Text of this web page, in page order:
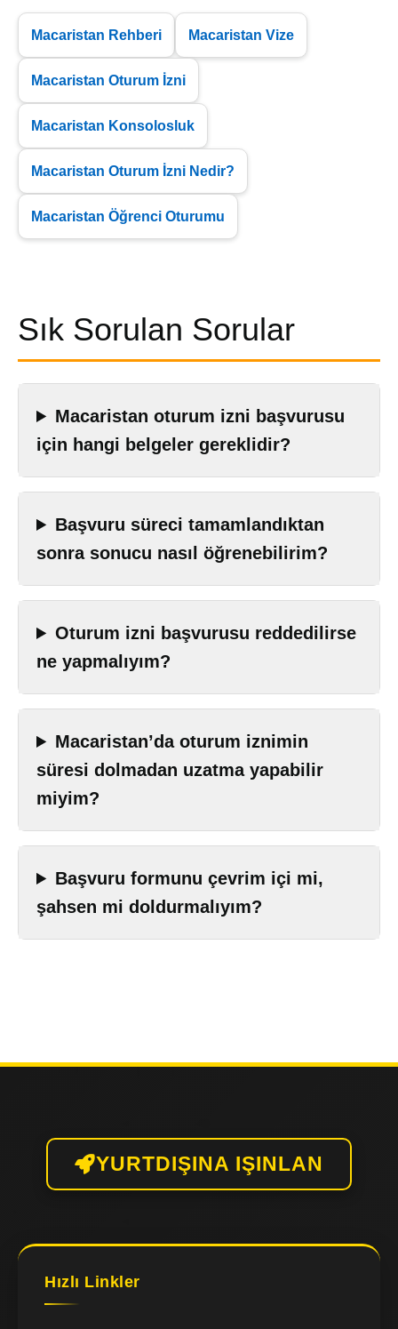
Macaristan Rehberi Macaristan Vize
Macaristan Oturum İzni
Macaristan Konsolosluk
Macaristan Oturum İzni Nedir?
Macaristan Öğrenci Oturumu
Sık Sorulan Sorular
Macaristan oturum izni başvurusu
için hangi belgeler gereklidir?
Başvuru süreci tamamlandıktan
sonra sonucu nasıl öğrenebilirim?
Oturum izni başvurusu reddedilirse
ne yapmalıyım?
Macaristan’da oturum iznimin
süresi dolmadan uzatma yapabilir
miyim?
Başvuru formunu çevrim içi mi,
şahsen mi doldurmalıyım?
YURTDIŞINA IŞINLAN
Hızlı Linkler